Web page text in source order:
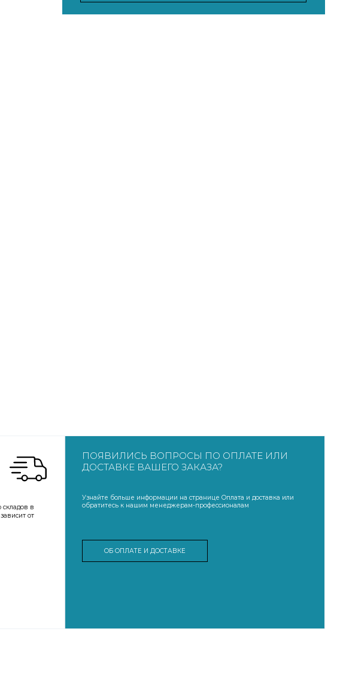
складов в
от
ПОЯВИЛИСЬ ВОПРОСЫ ПО ОПЛАТЕ ИЛИ
ДОСТАВКЕ ВАШЕГО ЗАКАЗА?
Узнайте больше информации на странице Оплата и доставка или
обратитесь к нашим менеджерам-профессионалам
ОБ ОПЛАТЕ И ДОСТАВКЕ